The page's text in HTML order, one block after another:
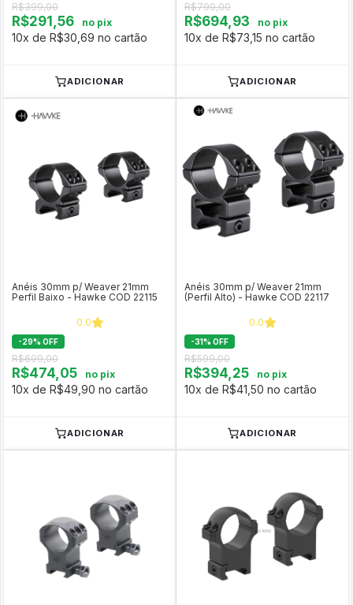
R$399,00
R$291,56 no pix
10x de R$30,69 no cartão
ADICIONAR
R$799,00
R$694,93 no pix
10x de R$73,15 no cartão
ADICIONAR
Anéis 30mm p/ Weaver 21mm
Perfil Baixo - Hawke COD 22115
0.0
-29% OFF
R$699,00
R$474,05 no pix
10x de R$49,90 no cartão
ADICIONAR
Anéis 30mm p/ Weaver 21mm
(Perfil Alto) - Hawke COD 22117
0.0
-31% OFF
R$599,00
R$394,25 no pix
10x de R$41,50 no cartão
ADICIONAR